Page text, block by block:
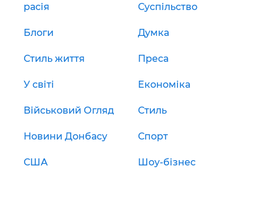
расія Суспільство
Блоги Думка
Стиль життя Преса
У світі Економіка
Військовий Огляд Стиль
Новини Донбасу Спорт
США Шоу-бізнес